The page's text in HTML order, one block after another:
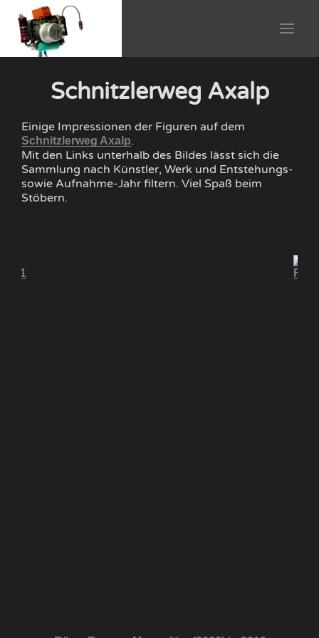
Schnitzlerweg Axalp
Einige Impressionen der Figuren auf dem
Schnitzlerweg Axalp.
Mit den Links unterhalb des Bildes lässt sich die
Sammlung nach Künstler, Werk und Entstehungs-
sowie Aufnahme-Jahr filtern. Viel Spaß beim
Stöbern.